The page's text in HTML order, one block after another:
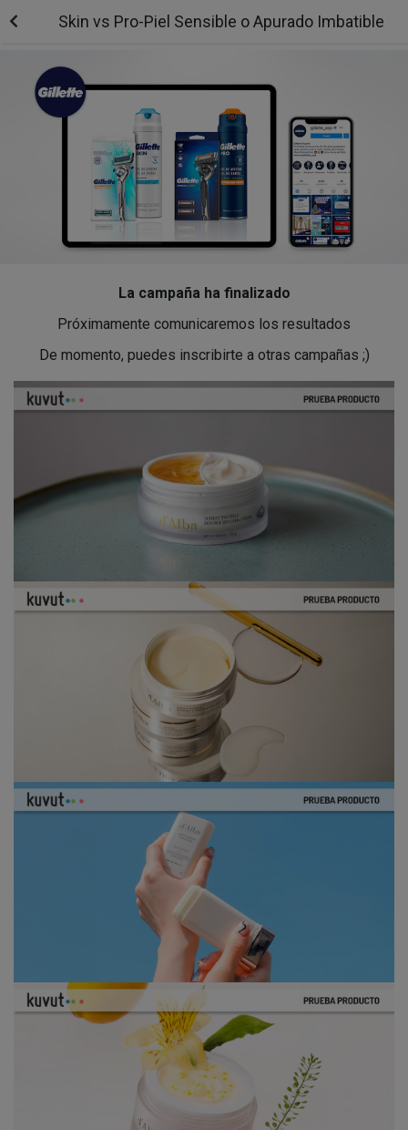
Skin vs Pro-Piel Sensible o Apurado Imbatible
La campaña ha finalizado
Próximamente comunicaremos los resultados
De momento, puedes inscribirte a otras campañas ;)